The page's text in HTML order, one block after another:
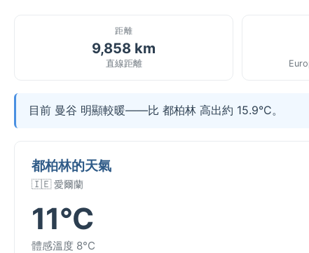
距離
9,858 km
直線距離
目前 曼谷 明顯較暖——比 都柏林 高出約 15.9°C。
都柏林的天氣
🇮🇪 愛爾蘭
11°C
體感溫度 8°C